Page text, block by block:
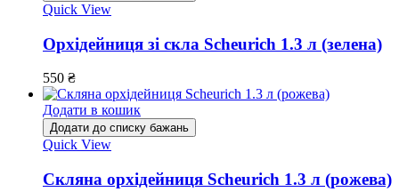
Quick View
Орхідейниця зі скла Scheurich 1.3 л (зелена)
550 ₴
Додати в кошик
Додати до списку бажань
Quick View
Скляна орхідейниця Scheurich 1.3 л (рожева)